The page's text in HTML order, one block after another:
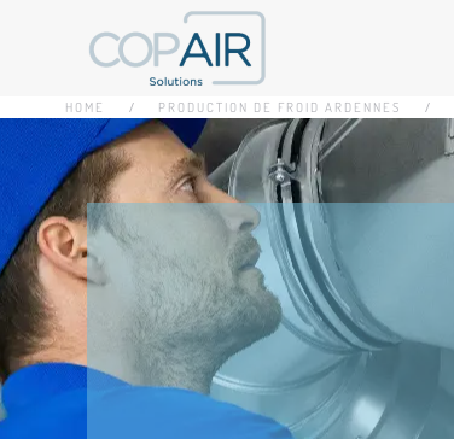
Accéder au contenu principal
HOME PRODUCTION DE FROID ARDENNES